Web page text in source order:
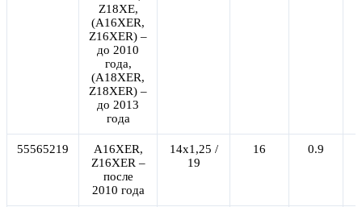
Z18XE,
(A16XER,
Z16XER) –
до 2010
года,
(A18XER,
Z18XER) –
до 2013
года
55565219
A16XER,
Z16XER –
после
2010 года
14x1,25 /
19
16 0.9